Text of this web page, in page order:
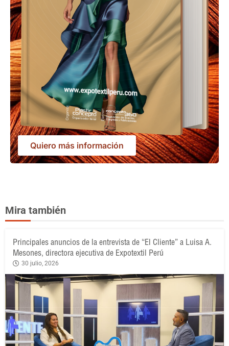
Quiero más información
Mira también
Principales anuncios de la entrevista de “El Cliente” a Luisa A.
Mesones, directora ejecutiva de Expotextil Perú
30 julio, 2026